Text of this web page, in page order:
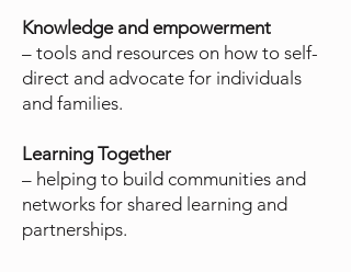
Knowledge and empowerment
– tools and resources on how to self-
direct and advocate for individuals
and families.
Learning Together
– helping to build communities and
networks for shared learning and
partnerships.